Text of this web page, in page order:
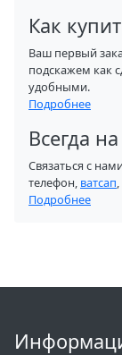
Как
Ваш первый
подскажем как
удобными.
Подробнее
Всегда
Связаться с
телефон, ватсап,
Подробнее